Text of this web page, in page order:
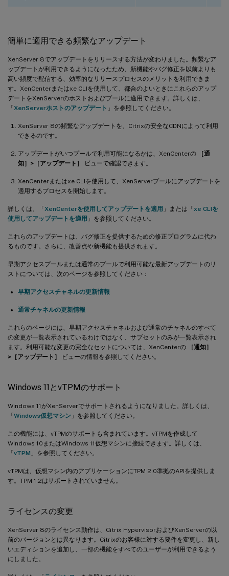
簡単に適用できる頻繁なアップデート
XenServer 8でアップデートをリリースする方法が変わりました。頻繫なア
ップデートが利用できるようになったため、新機能やバグ修正を以前よりも
高い頻度で配信する、効率的なリリースプロセスのメリットを利用できま
す。XenCenterまたはxe CLIを使用して、都合のよいときにこれらのアップ
デートをXenServerのホストおよびプールに適用できます。詳しくは、
「XenServerホストのアップデート 」を参照してください。
XenServer 8の頻繁なアップデートを、Citrixの安全なCDNによって利用
できるのです。
アップデートがいつプールで利用可能になるかは、XenCenterの
［通
知］>［アップデート］
ビューで確認できます。
XenCenterまたはxe CLIを使用して、XenServerプールにアップデートを
適用するプロセスを開始します。
詳しくは、「XenCenterを使用してアップデートを適用 」または「xe CLIを
使用してアップデートを適用 」を参照してください。
これらのアップデートは、バグ修正を提供するための修正プログラムに代わ
るものです。さらに、改善点や新機能も提供されます。
早期アクセスプールまたは通常のプールで利用可能な最新アップデートのリ
ストについては、次のページを参照してください：
早期アクセスチャネルの更新情報
通常チャネルの更新情報
これらのページには、早期アクセスチャネルおよび通常のチャネルのすべて
の変更が一覧表示されているわけではなく、サブセットのみが一覧表示され
ます。利用可能な変更の完全なセットについては、XenCenterの
［通知］
>［アップデート］
ビューの情報を参照してください。
Windows 11とvTPMのサポート
Windows 11がXenServerでサポートされるようになりました。詳しくは、
「Windows仮想マシン 」を参照してください。
この機能には、vTPMのサポートも含まれています。vTPMを作成して
Windows 10またはWindows 11仮想マシンに接続できます。詳しくは、
「vTPM 」を参照してください。
vTPMは、仮想マシン内のアプリケーションにTPM 2.0準拠のAPIを提供しま
す。TPM 1.2はサポートされていません。
ライセンスの変更
XenServer 8のライセンス動作は、Citrix HypervisorおよびXenServerの以
前のバージョンとは異なります。Citrixのお客様に対する要件を変更し、新し
いエディションを追加し、一部の機能をすべてのユーザーが利用できるよう
にしました。